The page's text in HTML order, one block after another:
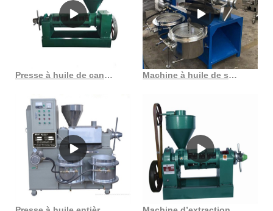
Presse à huile de canola, prix, machine de traitement de l’huile de canola au maroc Machine à huile de son de riz Machine à huile de son de riz au Gabon